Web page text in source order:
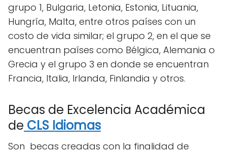
grupo 1, Bulgaria, Letonia, Estonia, Lituania,
Hungría, Malta, entre otros países con un
costo de vida similar; el grupo 2, en el que se
encuentran países como Bélgica, Alemania o
Grecia y el grupo 3 en donde se encuentran
Francia, Italia, Irlanda, Finlandia y otros.
Becas de Excelencia Académica
de CLS Idiomas
Son becas creadas con la finalidad de